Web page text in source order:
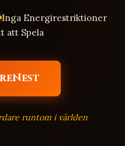
Inga Energirestriktioner
att Spela
runtom i världen